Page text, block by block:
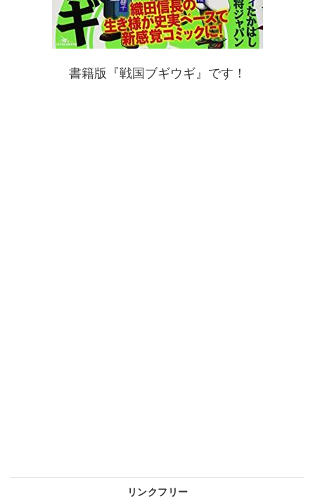
書籍版『戦国ブギウギ』です！
リンクフリー